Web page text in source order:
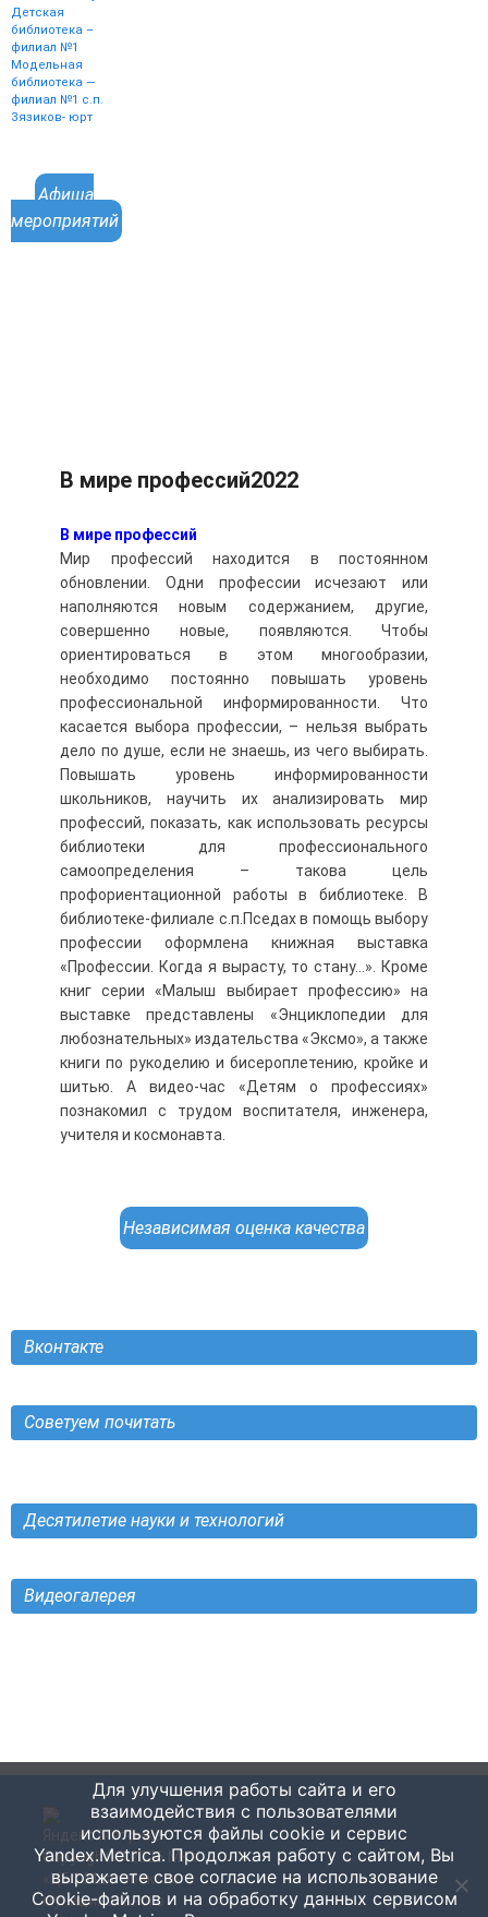
Детская
библиотека –
филиал №1
Модельная
библиотека —
филиал №1 с.п.
Зязиков- юрт
Афиша
мероприятий
В мире профессий2022
В мире профессий
Мир профессий находится в постоянном
обновлении. Одни профессии исчезают или
наполняются новым содержанием, другие,
совершенно новые, появляются. Чтобы
ориентироваться в этом многообразии,
необходимо постоянно повышать уровень
профессиональной информированности. Что
касается выбора профессии, – нельзя выбрать
дело по душе, если не знаешь, из чего выбирать.
Повышать уровень информированности
школьников, научить их анализировать мир
профессий, показать, как использовать ресурсы
библиотеки для профессионального
самоопределения – такова цель
профориентационной работы в библиотеке. В
библиотеке-филиале с.п.Пседах в помощь выбору
профессии оформлена книжная выставка
«Профессии. Когда я вырасту, то стану…». Кроме
книг серии «Малыш выбирает профессию» на
выставке представлены «Энциклопедии для
любознательных» издательства «Эксмо», а также
книги по рукоделию и бисероплетению, кройке и
шитью. А видео-час «Детям о профессиях»
познакомил с трудом воспитателя, инженера,
учителя и космонавта.
Независимая оценка качества
Вконтакте
Советуем почитать
Десятилетие науки и технологий
Видеогалерея
Copyright © 2026 МКУ
«ЦБС Малгобекского
муниципального
Для улучшения работы сайта и его
взаимодействия с пользователями
используются файлы cookie и сервис
Yandex.Metrica. Продолжая работу с сайтом, Вы
выражаете свое согласие на использование
Cookie-файлов и на обработку данных сервисом